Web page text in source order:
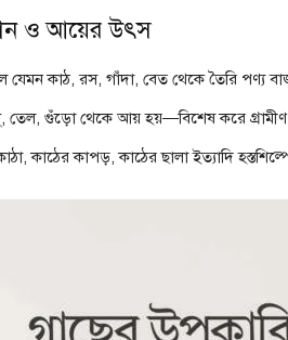
ও আয়ের উৎস
যেমন কাঠ, রস, গাঁদা, বেত থেকে তৈরি পণ্য
গুঁড়ো থেকে আয় হয়—বিশেষ করে গ্রামীণ
কাঠের কাপড়, কাঠের ছালা ইত্যাদি